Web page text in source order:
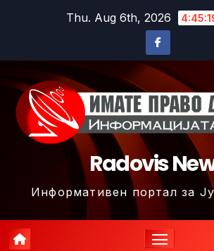
Thu. Aug 6th, 2026
Radovis
Информативен портал за